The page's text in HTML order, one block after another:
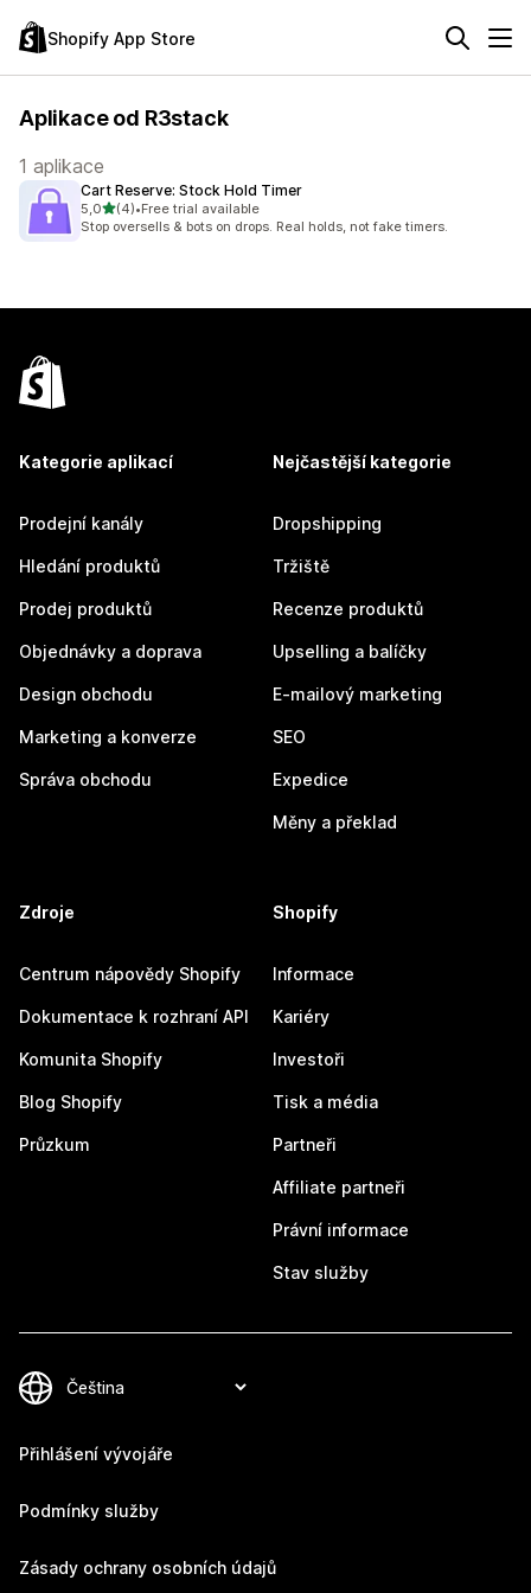
Shopify App Store
Aplikace od R3stack
1 aplikace
Cart Reserve: Stock Hold Timer
5,0z 5 hvězd
(4)
Celkový počet recenzí: 4
•Free trial available
Stop oversells & bots on drops. Real holds, not fake timers.
Kategorie aplikací
Prodejní kanály
Hledání produktů
Prodej produktů
Objednávky a doprava
Design obchodu
Marketing a konverze
Správa obchodu
Nejčastější kategorie
Dropshipping
Tržiště
Recenze produktů
Upselling a balíčky
E-mailový marketing
SEO
Expedice
Měny a překlad
Zdroje
Centrum nápovědy Shopify
Dokumentace k rozhraní API
Komunita Shopify
Blog Shopify
Průzkum
Shopify
Informace
Kariéry
Investoři
Tisk a média
Partneři
Affiliate partneři
Právní informace
Stav služby
Přihlášení vývojáře
Podmínky služby
Zásady ochrany osobních údajů